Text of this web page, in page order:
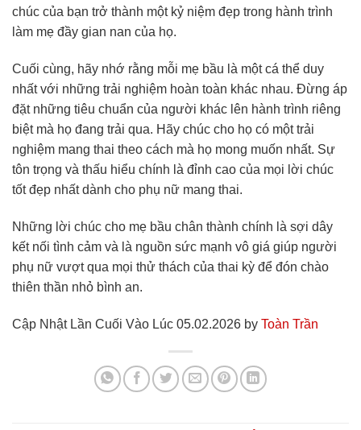
chúc của bạn trở thành một kỷ niệm đẹp trong hành trình
làm mẹ đầy gian nan của họ.
Cuối cùng, hãy nhớ rằng mỗi mẹ bầu là một cá thể duy
nhất với những trải nghiệm hoàn toàn khác nhau. Đừng áp
đặt những tiêu chuẩn của người khác lên hành trình riêng
biệt mà họ đang trải qua. Hãy chúc cho họ có một trải
nghiệm mang thai theo cách mà họ mong muốn nhất. Sự
tôn trọng và thấu hiểu chính là đỉnh cao của mọi lời chúc
tốt đẹp nhất dành cho phụ nữ mang thai.
Những lời chúc cho mẹ bầu chân thành chính là sợi dây
kết nối tình cảm và là nguồn sức mạnh vô giá giúp người
phụ nữ vượt qua mọi thử thách của thai kỳ để đón chào
thiên thần nhỏ bình an.
Cập Nhật Lần Cuối Vào Lúc 05.02.2026 by Toàn Trần